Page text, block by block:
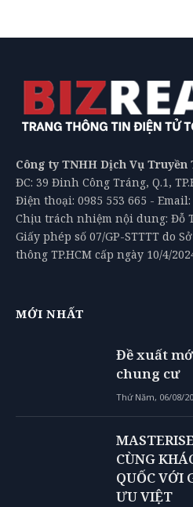
Công ty TNHH Dịch Vụ
ĐC: 39 Đinh Công Tráng, Q.1,
Điện thoại: 0985 553 665 -
Chịu trách nhiệm nội dung: Đỗ
Giấy phép số 07/GP-STTTT do
thông TP.HCM cấp ngày 10/4/
MỚI NHẤT
Đề xuất
chung cư
Thứ Năm, 06/08/
CÙNG
QUỐC VỚI
ƯU VIỆT